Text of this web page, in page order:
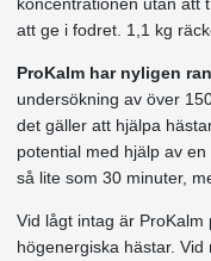
att ge i fodret. 1,1 kg
ProKalm har nyligen
undersökning av över
det gäller att hjälpa
potential med hjälp av
så lite som 30 minuter,
Vid lågt intag är
högenergiska hästar.